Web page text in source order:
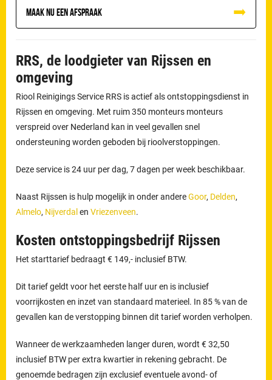
Maak nu een afspraak
RRS, de loodgieter van Rijssen en
omgeving
Riool Reinigings Service RRS is actief als ontstoppingsdienst in
Rijssen en omgeving. Met ruim 350 monteurs monteurs
verspreid over Nederland kan in veel gevallen snel
ondersteuning worden geboden bij rioolverstoppingen.
Deze service is 24 uur per dag, 7 dagen per week beschikbaar.
Naast Rijssen is hulp mogelijk in onder andereGoor, Delden,
Almelo, Nijverdal enVriezenveen.
Kosten ontstoppingsbedrijf Rijssen
Het starttarief bedraagt € 149,- inclusief BTW.
Dit tarief geldt voor het eerste half uur en is inclusief
voorrijkosten en inzet van standaard materieel. In 85 % van de
gevallen kan de verstopping binnen dit tarief worden verholpen.
Wanneer de werkzaamheden langer duren, wordt € 32,50
inclusief BTW per extra kwartier in rekening gebracht. De
genoemde bedragen zijn exclusief eventuele avond- of